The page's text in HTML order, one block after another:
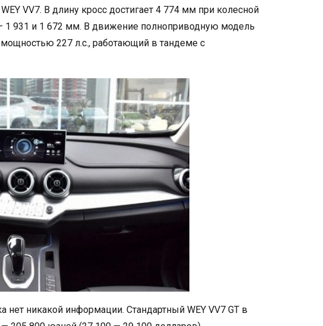
VV7. В длину кросс достигает 4 774 мм при колесной
1 931 и 1 672 мм. В движение полноприводную модель
227 л.с., работающий в тандеме с
нет никакой информации. Стандартный WEY VV7 GT в